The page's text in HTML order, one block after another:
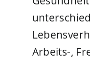
Arbeits-,